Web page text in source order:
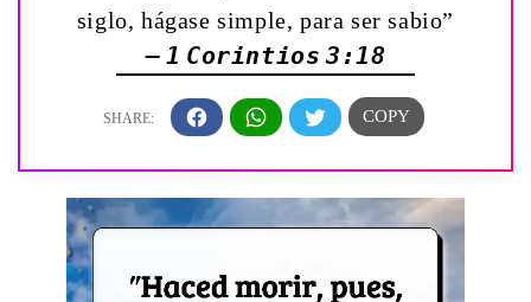
siglo, hágase simple, para ser sabio”
— 1 Corintios 3:18